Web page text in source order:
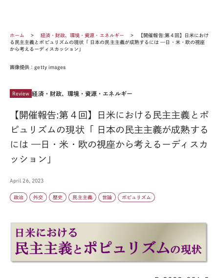
ホーム 経済・財政、環境・資源・エネルギー
【開催報告:第４回】日米におけ
る民主主義とポピュリズムの現状「 日本の民主主義が成熟するには —日・米・欧の視座
から考えるーディスカッション」
画像提供：getty images
Review 経済・財政、環境・資源・エネルギー
【開催報告:第４回】日米における民主主義とポ
ピュリズムの現状「 日本の民主主義が成熟する
には —日・米・欧の視座から考えるーディスカ
ッション」
April 26, 2023
政治 外交 歴史 民主主義 世論 ポピュリズム